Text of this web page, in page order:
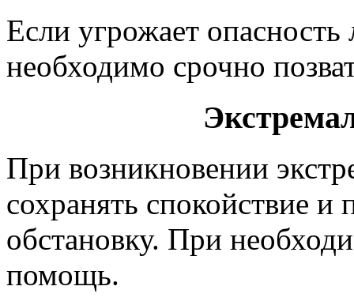
Если угрожает опасность
необходимо срочно
При возникновении
сохранять спокойствие и
обстановку. При
помощь.